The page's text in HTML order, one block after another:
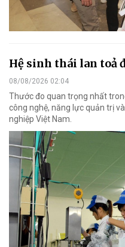
Hệ sinh thái lan toả
08/08/2026 02:04
Thước đo quan trọng nhất
công nghệ, năng lực quản trị
nghiệp Việt Nam.